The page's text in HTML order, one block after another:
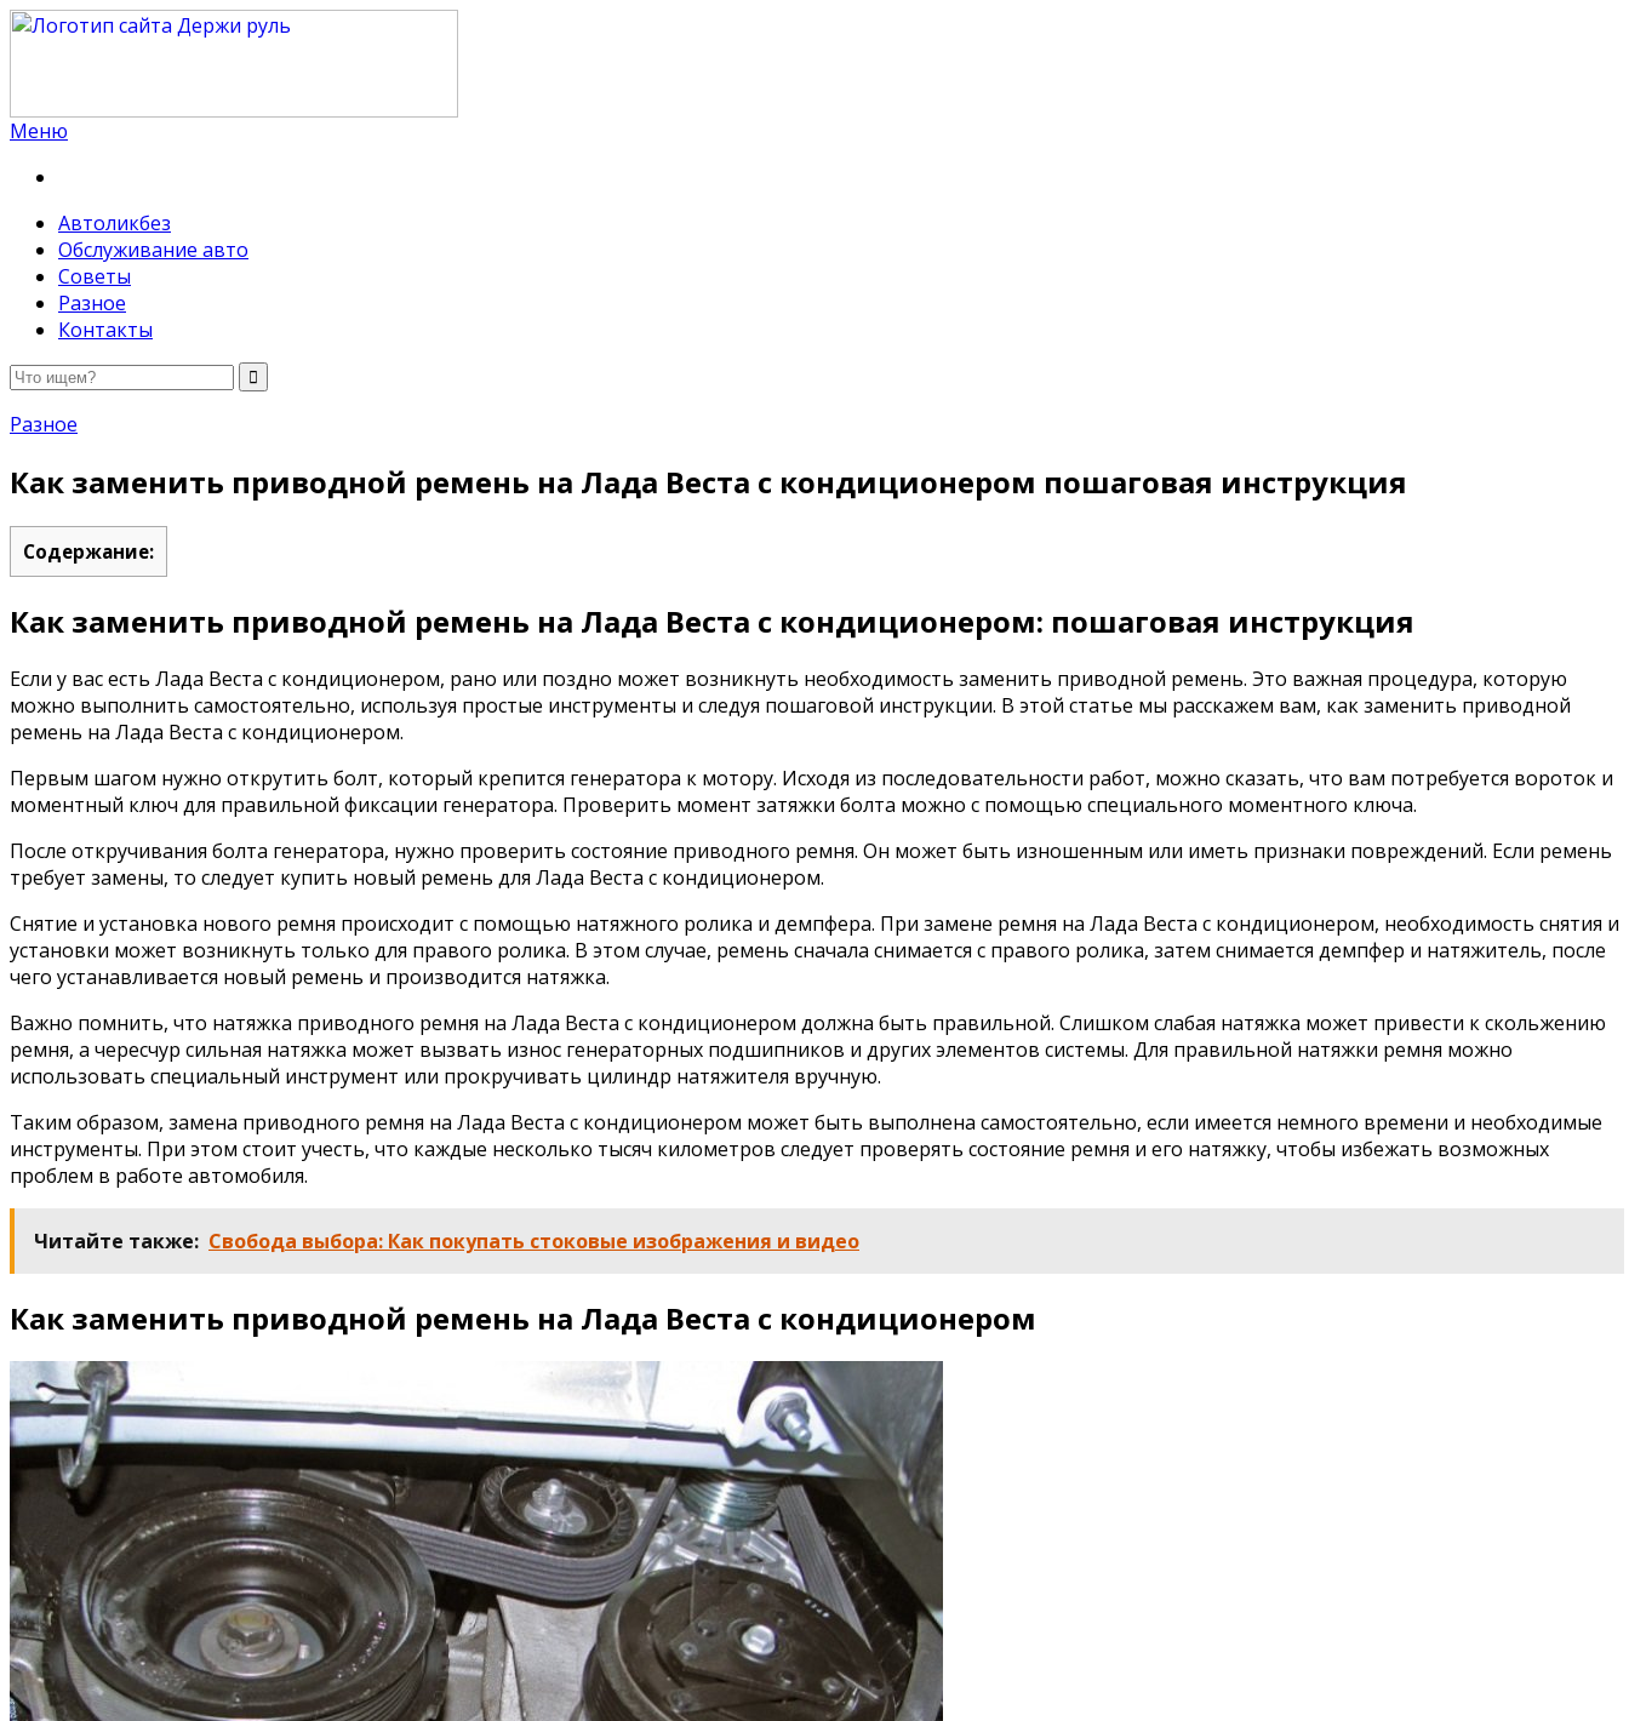
Меню
Автоликбез
Обслуживание авто
Советы
Разное
Контакты
Разное
Как заменить приводной ремень на Лада Веста с кондиционером пошаговая инструкция
Содержание:
Как заменить приводной ремень на Лада Веста с кондиционером: пошаговая инструкция
Если у вас есть Лада Веста с кондиционером, рано или поздно может возникнуть необходимость заменить приводной ремень. Это важная процедура, которую
можно выполнить самостоятельно, используя простые инструменты и следуя пошаговой инструкции. В этой статье мы расскажем вам, как заменить приводной
ремень на Лада Веста с кондиционером.
Первым шагом нужно открутить болт, который крепится генератора к мотору. Исходя из последовательности работ, можно сказать, что вам потребуется вороток и
моментный ключ для правильной фиксации генератора. Проверить момент затяжки болта можно с помощью специального моментного ключа.
После откручивания болта генератора, нужно проверить состояние приводного ремня. Он может быть изношенным или иметь признаки повреждений. Если ремень
требует замены, то следует купить новый ремень для Лада Веста с кондиционером.
Снятие и установка нового ремня происходит с помощью натяжного ролика и демпфера. При замене ремня на Лада Веста с кондиционером, необходимость снятия и
установки может возникнуть только для правого ролика. В этом случае, ремень сначала снимается с правого ролика, затем снимается демпфер и натяжитель, после
чего устанавливается новый ремень и производится натяжка.
Важно помнить, что натяжка приводного ремня на Лада Веста с кондиционером должна быть правильной. Слишком слабая натяжка может привести к скольжению
ремня, а чересчур сильная натяжка может вызвать износ генераторных подшипников и других элементов системы. Для правильной натяжки ремня можно
использовать специальный инструмент или прокручивать цилиндр натяжителя вручную.
Таким образом, замена приводного ремня на Лада Веста с кондиционером может быть выполнена самостоятельно, если имеется немного времени и необходимые
инструменты. При этом стоит учесть, что каждые несколько тысяч километров следует проверять состояние ремня и его натяжку, чтобы избежать возможных
проблем в работе автомобиля.
Читайте также: Свобода выбора: Как покупать стоковые изображения и видео
Как заменить приводной ремень на Лада Веста с кондиционером